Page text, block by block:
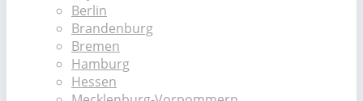
Berlin
Brandenburg
Bremen
Hamburg
Hessen